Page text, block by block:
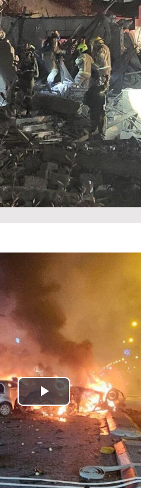
Video